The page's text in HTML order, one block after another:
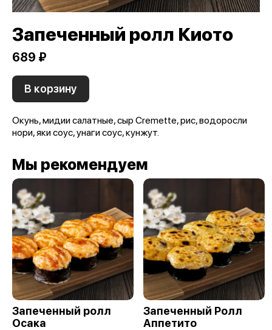
Запеченный ролл Киото
689 ₽
В корзину
Окунь, мидии салатные, сыр Cremette, рис, водоросли
нори, яки соус, унаги соус, кунжут.
Мы рекомендуем
Запеченный ролл
Осака
Запеченный Ролл
Аппетито